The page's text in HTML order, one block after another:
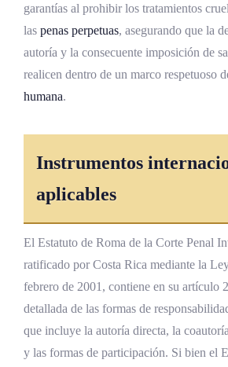
garantías al prohibir los tratamientos
las penas perpetuas, asegurando que la
autoría y la consecuente imposición de
realicen dentro de un marco respetuoso
humana.
Instrumentos
aplicables
El Estatuto de Roma de la Corte Penal
ratificado por Costa Rica mediante la
febrero de 2001, contiene en su artículo
detallada de las formas de
que incluye la autoría directa, la
y las formas de participación. Si bien el